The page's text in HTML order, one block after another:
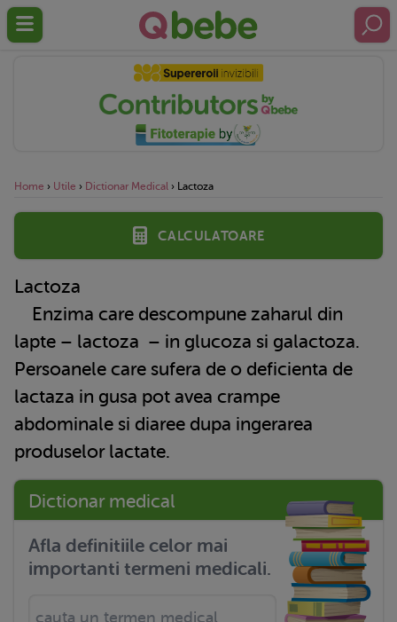
Home › Utile › Dictionar Medical › Lactoza
Calculatoare
Lactoza
Enzima care descompune zaharul din
lapte – lactoza – in glucoza si galactoza.
Persoanele care sufera de o deficienta de
lactaza in gusa pot avea crampe
abdominale si diaree dupa ingerarea
produselor lactate.
Dictionar medical
Afla definitiile celor mai
importanti termeni medicali.